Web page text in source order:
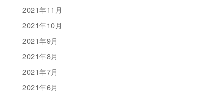
2021年11月
2021年10月
2021年9月
2021年8月
2021年7月
2021年6月